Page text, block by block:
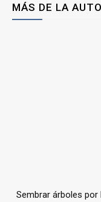
MÁS DE LA
Sembrar árboles